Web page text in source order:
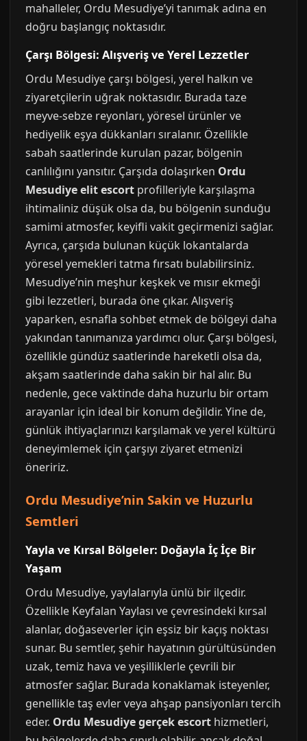
mahalleler, Ordu Mesudiye’yi tanımak adına en
doğru başlangıç noktasıdır.
Çarşı Bölgesi: Alışveriş ve Yerel Lezzetler
Ordu Mesudiye çarşı bölgesi, yerel halkın ve
ziyaretçilerin uğrak noktasıdır. Burada taze
meyve-sebze reyonları, yöresel ürünler ve
hediyelik eşya dükkanları sıralanır. Özellikle
sabah saatlerinde kurulan pazar, bölgenin
canlılığını yansıtır. Çarşıda dolaşırken Ordu
Mesudiye elit escort profilleriyle karşılaşma
ihtimaliniz düşük olsa da, bu bölgenin sunduğu
samimi atmosfer, keyifli vakit geçirmenizi sağlar.
Ayrıca, çarşıda bulunan küçük lokantalarda
yöresel yemekleri tatma fırsatı bulabilirsiniz.
Mesudiye’nin meşhur keşkek ve mısır ekmeği
gibi lezzetleri, burada öne çıkar. Alışveriş
yaparken, esnafla sohbet etmek de bölgeyi daha
yakından tanımanıza yardımcı olur. Çarşı bölgesi,
özellikle gündüz saatlerinde hareketli olsa da,
akşam saatlerinde daha sakin bir hal alır. Bu
nedenle, gece vaktinde daha huzurlu bir ortam
arayanlar için ideal bir konum değildir. Yine de,
günlük ihtiyaçlarınızı karşılamak ve yerel kültürü
deneyimlemek için çarşıyı ziyaret etmenizi
öneririz.
Ordu Mesudiye’nin Sakin ve Huzurlu
Semtleri
Yayla ve Kırsal Bölgeler: Doğayla İç İçe Bir
Yaşam
Ordu Mesudiye, yaylalarıyla ünlü bir ilçedir.
Özellikle Keyfalan Yaylası ve çevresindeki kırsal
alanlar, doğaseverler için eşsiz bir kaçış noktası
sunar. Bu semtler, şehir hayatının gürültüsünden
uzak, temiz hava ve yeşilliklerle çevrili bir
atmosfer sağlar. Burada konaklamak isteyenler,
genellikle taş evler veya ahşap pansiyonları tercih
eder. Ordu Mesudiye gerçek escort hizmetleri,